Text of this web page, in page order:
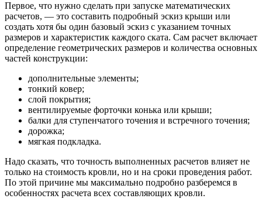
Первое, что нужно сделать при запуске математических
расчетов, — это составить подробный эскиз крыши или
создать хотя бы один базовый эскиз с указанием точных
размеров и характеристик каждого ската. Сам расчет включает
определение геометрических размеров и количества основных
частей конструкции:
дополнительные элементы;
тонкий ковер;
слой покрытия;
вентилируемые форточки конька или крыши;
балки для ступенчатого точения и встречного точения;
дорожка;
мягкая подкладка.
Надо сказать, что точность выполненных расчетов влияет не
только на стоимость кровли, но и на сроки проведения работ.
По этой причине мы максимально подробно разберемся в
особенностях расчета всех составляющих кровли.